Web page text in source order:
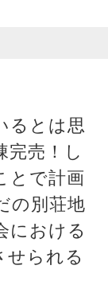
るとは思
完売！し
とで計画
の別荘地
における
せられる